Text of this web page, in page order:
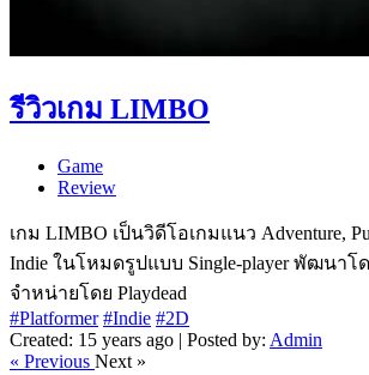
รีวิวเกม LIMBO
Game
Review
เกม LIMBO เป็นวิดีโอเกมแนว Adventure,
Indie ในโหมดรูปแบบ Single-player พัฒนาโด
จำหน่ายโดย Playdead
#Platformer #Indie #2D
Created: 15 years ago | Posted by: Admin
« Previous Next »